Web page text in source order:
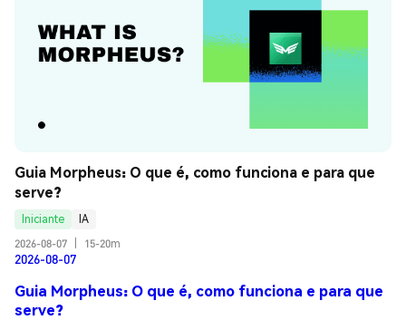
Guia Morpheus: O que é, como funciona e para que
serve?
Iniciante
IA
2026-08-07
15-20m
2026-08-07
Guia Morpheus: O que é, como funciona e para que
serve?